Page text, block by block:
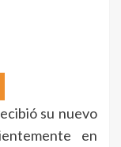
su nuevo
en